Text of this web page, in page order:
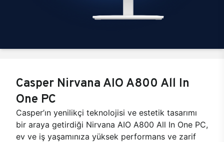
Casper Nirvana AIO A800 All In
One PC
Casper’ın yenilikçi teknolojisi ve estetik tasarımı
bir araya getirdiği Nirvana AIO A800 All In One PC,
ev ve iş yaşamınıza yüksek performans ve zarif